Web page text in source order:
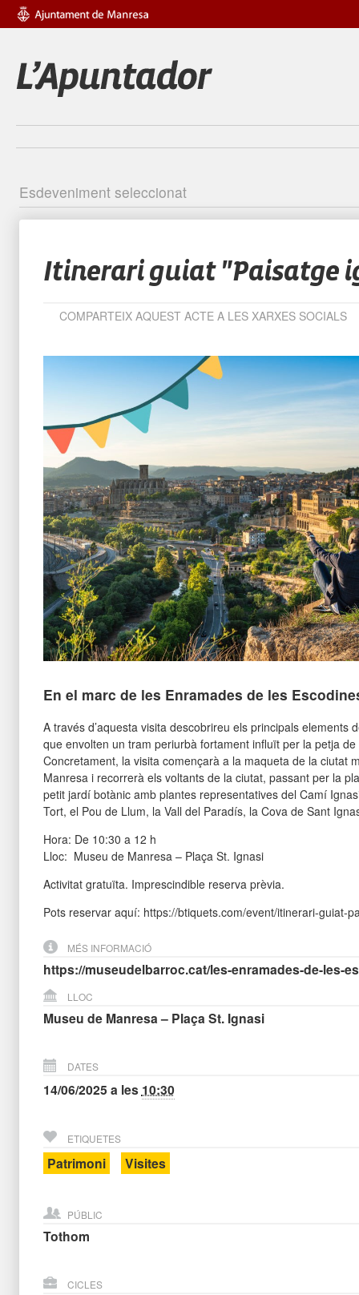
Esdeveniment seleccionat
Itinerari guiat "Paisatge
COMPARTEIX AQUEST ACTE A LES XARXES SOCIALS
En el marc de les Enramades de les
A través d’aquesta visita descobrireu els principals elements
que envolten un tram periurbà fortament influït per la petja
Concretament, la visita començarà a la maqueta de la ciutat
Manresa i recorrerà els voltants de la ciutat, passant per la
petit jardí botànic amb plantes representatives del Camí
Tort, el Pou de Llum, la Vall del Paradís, la Cova de Sant
Hora: De 10:30 a 12 h
Lloc: Museu de Manresa – Plaça St. Ignasi
Activitat gratuïta. Imprescindible reserva prèvia.
Pots reservar aquí: https://btiquets.com/event/itinerari-guiat-
MÉS INFORMACIÓ
https://museudelbarroc.cat/les-enramades-de-les-
LLOC
Museu de Manresa – Plaça St. Ignasi
DATES
14/06/2025 a les 10:30
ETIQUETES
Patrimoni Visites
PÚBLIC
Tothom
CICLES